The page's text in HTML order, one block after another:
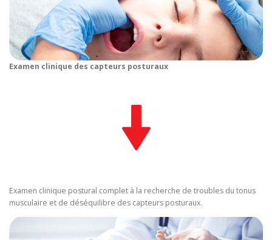
Examen clinique des capteurs posturaux
Examen clinique postural complet à la recherche de troubles du tonus
musculaire et de déséquilibre des capteurs posturaux.